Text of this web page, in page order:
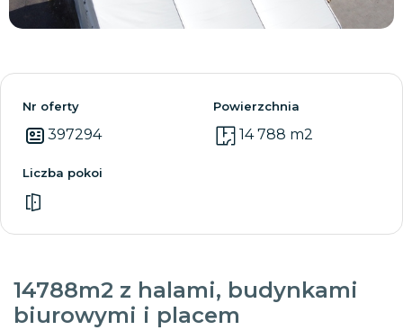
Nr oferty
397294
Powierzchnia
14 788 m2
Liczba pokoi
14788m2 z halami, budynkami
biurowymi i placem